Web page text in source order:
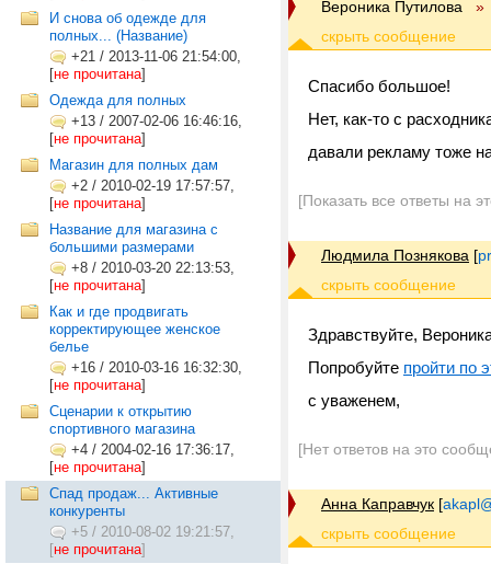
И снова об одежде для
полных... (Название)
+21 / 2013-11-06 21:54:00,
[не прочитана]
Одежда для полных
+13 / 2007-02-06 16:46:16,
[не прочитана]
Магазин для полных дам
+2 / 2010-02-19 17:57:57,
[не прочитана]
Название для магазина с
большими размерами
+8 / 2010-03-20 22:13:53,
[не прочитана]
Как и где продвигать
корректирующее женское
белье
+16 / 2010-03-16 16:32:30,
[не прочитана]
Сценарии к открытию
спортивного магазина
+4 / 2004-02-16 17:36:17,
[не прочитана]
Спад продаж... Активные
конкуренты
+5 / 2010-08-02 19:21:57,
[не прочитана]
Вероника Путилова »
Спасибо большое!
Нет, как-то с
давали рекламу тоже
[Показать все ответы на
Людмила Познякова [
Здравствуйте,
Попробуйте пройти по
с уваженем,
[Нет ответов на это
Анна Каправчук [